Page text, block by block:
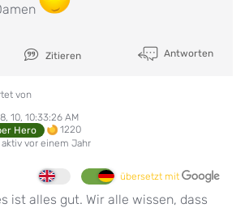
Zitieren Antworten
von
10, 10:33:26 AM
Hero
1220
vor einem Jahr
übersetzt mit
ist alles gut. Wir alle wissen, dass